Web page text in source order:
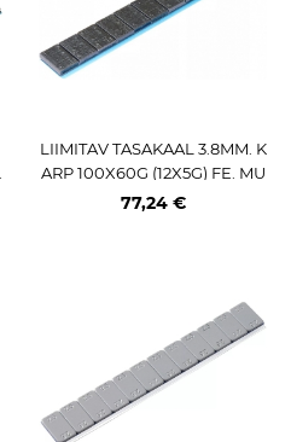
LIIMITAV TASAKAAL 3.8MM. K
ARP 100X60G (12X5G) FE. MU
ST. ULTRALINER TEIP. 355 2.0
77,24 €